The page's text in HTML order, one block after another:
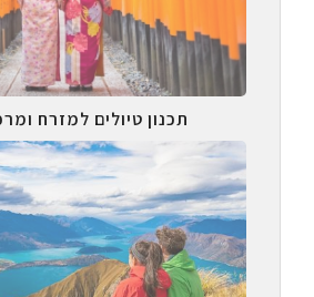
תכנון טיולים למזרח